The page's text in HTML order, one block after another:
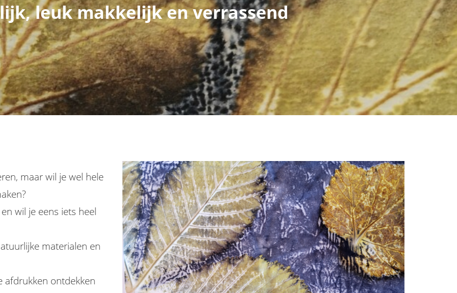
leuk makkelijk en verrassend
maar wil je wel hele
wil je eens iets heel
materialen en
afdrukken ontdekken